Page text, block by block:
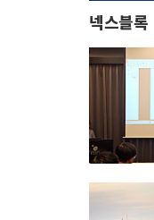
넥스블록